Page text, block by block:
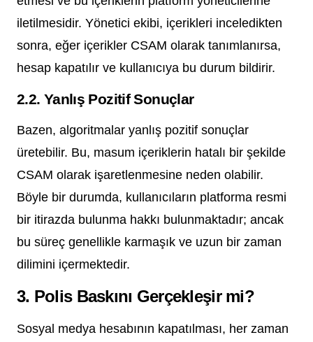
iletilmesidir. Yönetici ekibi, içerikleri inceledikten
sonra, eğer içerikler CSAM olarak tanımlanırsa,
hesap kapatılır ve kullanıcıya bu durum bildirir.
2.2. Yanlış Pozitif Sonuçlar
Bazen, algoritmalar yanlış pozitif sonuçlar
üretebilir. Bu, masum içeriklerin hatalı bir şekilde
CSAM olarak işaretlenmesine neden olabilir.
Böyle bir durumda, kullanıcıların platforma resmi
bir itirazda bulunma hakkı bulunmaktadır; ancak
bu süreç genellikle karmaşık ve uzun bir zaman
dilimini içermektedir.
3. Polis Baskını Gerçekleşir mi?
Sosyal medya hesabının kapatılması, her zaman